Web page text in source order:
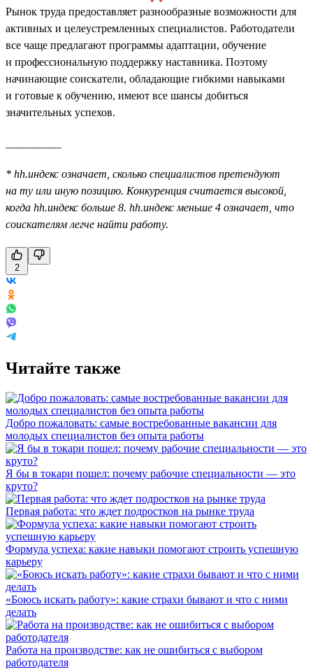
Рынок труда предоставляет разнообразные возможности для
активных и целеустремленных специалистов. Работодатели
все чаще предлагают программы адаптации, обучение
и профессиональную поддержку наставника. Поэтому
начинающие соискатели, обладающие гибкими навыками
и готовые к обучению, имеют все шансы добиться
значительных успехов.
* hh.индекс означает, сколько специалистов претендуют
на ту или иную позицию. Конкуренция считается высокой,
когда hh.индекс больше 8. hh.индекс меньше 4 означает, что
соискателям легче найти работу.
2
Читайте также
Добро пожаловать: самые востребованные вакансии для
молодых специалистов без опыта работы
Я бы в токари пошел: почему рабочие специальности — это
круто?
Первая работа: что ждет подростков на рынке труда
Формула успеха: какие навыки помогают строить успешную
карьеру
«Боюсь искать работу»: какие страхи бывают и что с ними
делать
Работа на производстве: как не ошибиться с выбором
работодателя